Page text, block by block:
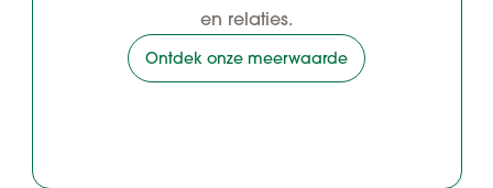
en relaties.
Ontdek onze meerwaarde